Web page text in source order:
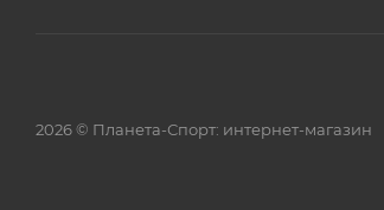
2026 © Планета-Спорт: интернет-магазин